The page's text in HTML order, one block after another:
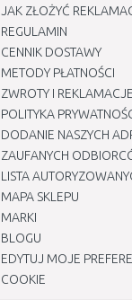
JAK ZŁOŻYĆ
REGULAMIN
CENNIK DOSTAWY
METODY PŁATNOŚCI
ZWROTY I
POLITYKA
DODANIE NASZYCH
ZAUFANYCH
LISTA
MAPA SKLEPU
MARKI
BLOGU
EDYTUJ MOJE
COOKIE